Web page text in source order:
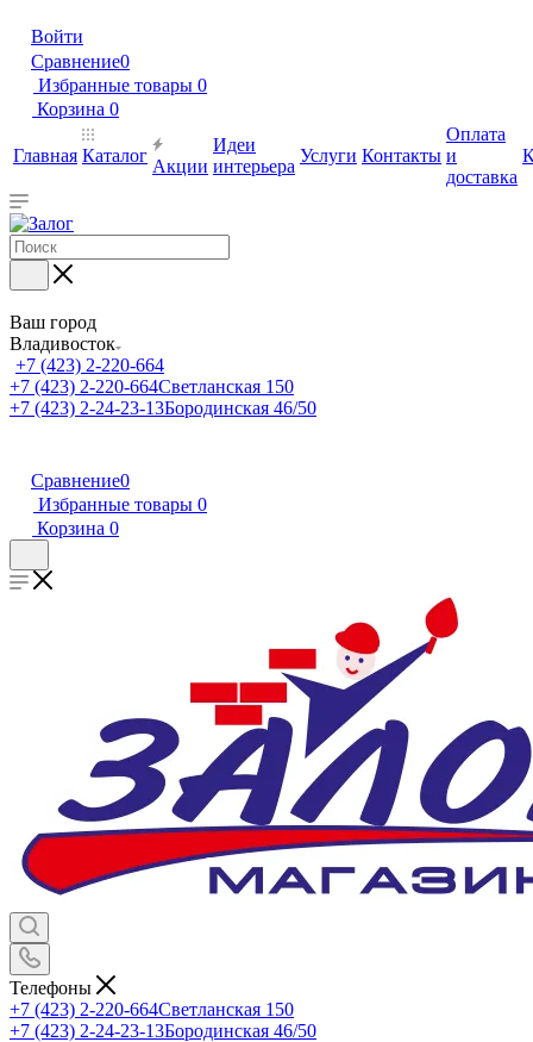
Войти
Сравнение0
Избранные товары 0
Корзина 0
Главная Каталог
Акции
Идеи
интерьера
Услуги Контакты
Оплата
и
доставка
Ваш город
Владивосток
+7 (423) 2-220-664
+7 (423) 2-220-664Светланская 150
+7 (423) 2-24-23-13Бородинская 46/50
Сравнение0
Избранные товары 0
Корзина 0
Телефоны
+7 (423) 2-220-664Светланская 150
+7 (423) 2-24-23-13Бородинская 46/50